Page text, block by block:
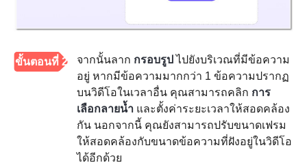
ขั้นตอนที่ 2 จากนั้นลาก กรอบรูป ไปยังบริเวณที่มีข้อความ
อยู่ หากมีข้อความมากกว่า 1 ข้อความปรากฏ
บนวิดีโอในเวลาอื่น คุณสามารถคลิก การ
เลือกลายน้ำ และตั้งค่าระยะเวลาให้สอดคล้อง
กัน นอกจากนี้ คุณยังสามารถปรับขนาดเฟรม
ให้สอดคล้องกับขนาดข้อความที่ฝังอยู่ในวิดีโอ
ได้อีกด้วย